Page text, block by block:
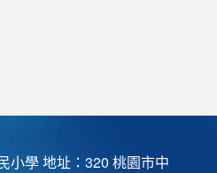
小學 地址：320 桃園市中